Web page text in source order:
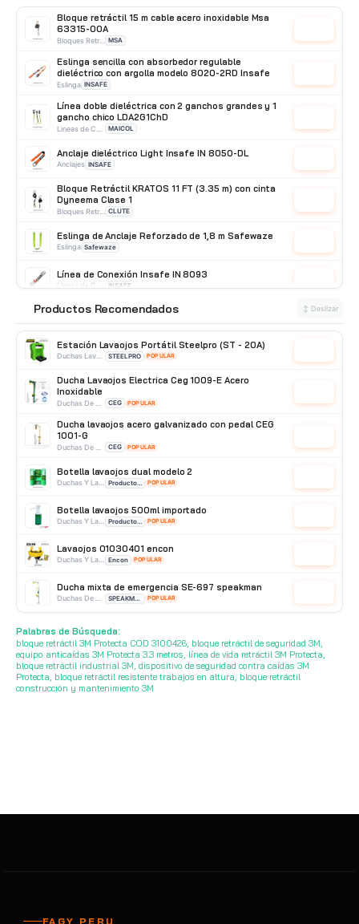
Bloque retráctil 15 m cable acero inoxidable Msa
63315-00A
MSA
Eslinga sencilla con absorbedor regulable
dieléctrico con argolla modelo 8020-2RD Insafe
Eslinga INSAFE
Línea doble dieléctrica con 2 ganchos grandes y 1
gancho chico LDA2G1ChD
MAICOL
Anclaje dieléctrico Light Insafe IN 8050-DL
Anclajes INSAFE
Bloque Retráctil KRATOS 11 FT (3.35 m) con cinta
Dyneema Clase 1
CLUTE
Eslinga de Anclaje Reforzado de 1,8 m Safewaze
Eslinga Safewaze
Línea de Conexión Insafe IN 8093
INSAFE
Mosquetón oval de acero doble seguro N-244G Yoke
Mosquetones Yoke
Productos Recomendados ↕ Deslizar
Estación Lavaojos Portátil Steelpro (ST - 20A)
Duchas Lavaojos Portatiles STEELPRO POPULAR
Ducha Lavaojos Electrica Ceg 1009-E Acero
Inoxidable
CEG POPULAR
Ducha lavaojos acero galvanizado con pedal CEG
1001-G
CEG POPULAR
Botella lavaojos dual modelo 2
Duchas Y Lavaojos POPULAR
Botella lavaojos 500ml importado
Duchas Y Lavaojos POPULAR
Lavaojos 01030401 encon
Duchas Y Lavaojos Encon POPULAR
Ducha mixta de emergencia SE-697 speakman
Duchas De Acero Inoxidable POPULAR
Ducha y lavaojos de emergencia Cascaide CC1251
Duchas Y Lavaojos Encon
Palabras de Búsqueda:
bloque retráctil 3M Protecta COD 3100426, bloque retráctil de seguridad 3M,
equipo anticaídas 3M Protecta 3.3 metros, línea de vida retráctil 3M Protecta,
bloque retráctil industrial 3M, dispositivo de seguridad contra caídas 3M
Protecta, bloque retráctil resistente trabajos en altura, bloque retráctil
construcción y mantenimiento 3M
FAGY PERU